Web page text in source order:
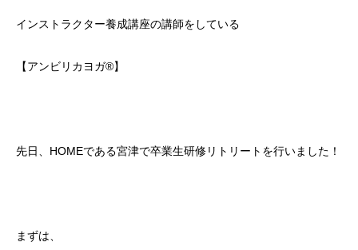
インストラクター養成講座の講師をしている
【アンビリカヨガ®】
先日、HOMEである宮津で卒業生研修リトリートを行いました！
まずは、